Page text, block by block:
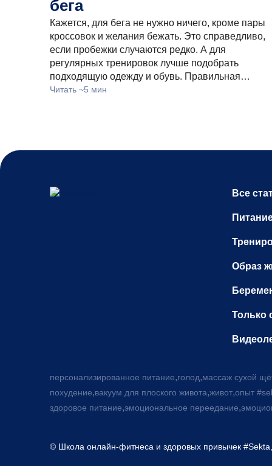
бега
Кажется, для бега не нужно ничего, кроме пары
кроссовок и желания бежать. Это справедливо,
если пробежки случаются редко. А для
регулярных тренировок лучше подобрать
подходящую одежду и обувь. Правильная…
Читать ~5 мин
Все
Образ
Только
персонализированное питание,голод,массаж сухой
похудение,вакуум для плоского живота,живот,опыт
здоровое питание,эмоциональное переедание,
© Школа онлайн-фитнеса и здоровых привычек